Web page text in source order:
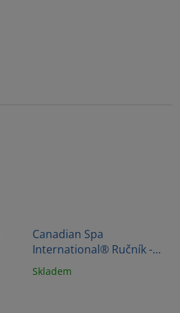
Canadian Spa
International® Ručník -
šedý
Skladem